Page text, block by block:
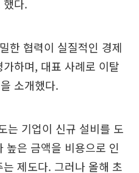
했다.
한 협력이 실질적인 경제
하며, 대표 사례로 이탈
소개했다.
는 기업이 신규 설비를 도
높은 금액을 비용으로 인
제도다. 그러나 올해 초